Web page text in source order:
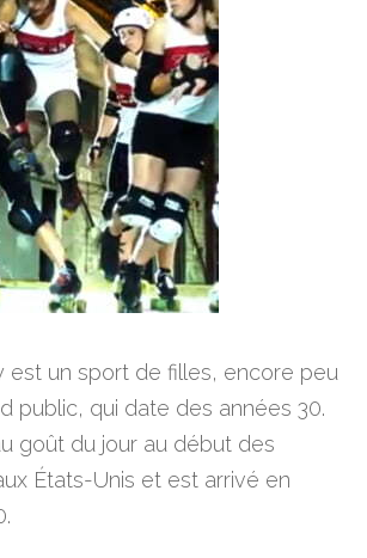
est un sport de filles, encore peu
public, qui date des années 30.
goût du jour au début des
États-Unis et est arrivé en